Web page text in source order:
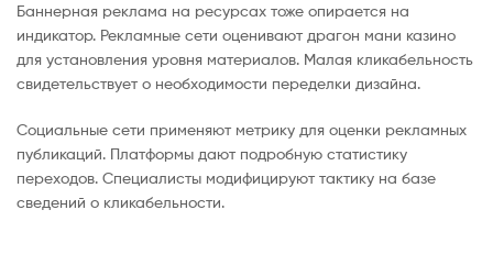
Баннерная реклама на ресурсах тоже опирается на
индикатор. Рекламные сети оценивают драгон мани казино
для установления уровня материалов. Малая кликабельность
свидетельствует о необходимости переделки дизайна.
Социальные сети применяют метрику для оценки рекламных
публикаций. Платформы дают подробную статистику
переходов. Специалисты модифицируют тактику на базе
сведений о кликабельности.